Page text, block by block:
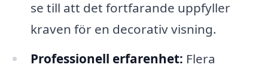
se till att det fortfarande uppfyller
kraven för en decorativ visning.
Professionell erfarenhet: Flera